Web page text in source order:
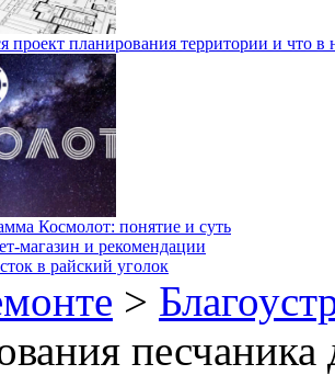
проект планирования территории и что в
Космолот: понятие и суть
магазин и рекомендации
в райский уголок
>